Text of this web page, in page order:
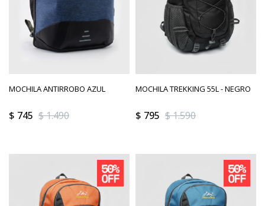
MOCHILA ANTIRROBO AZUL
$ 745 $1.490
MOCHILA TREKKING 55L - NEGRO
$ 795 $1.590